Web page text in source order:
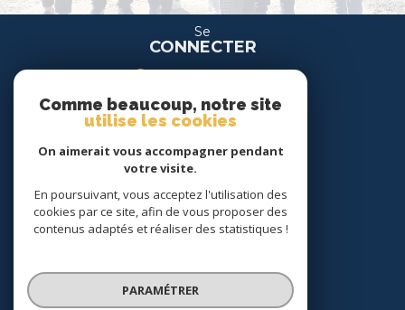
Se
CONNECTER
espace location
Nous
SUIVRE
Comme beaucoup, notre site
utilise les cookies
On aimerait vous accompagner pendant
votre visite.
En poursuivant, vous acceptez l'utilisation des
cookies par ce site, afin de vous proposer des
contenus adaptés et réaliser des statistiques !
PARAMÉTRER